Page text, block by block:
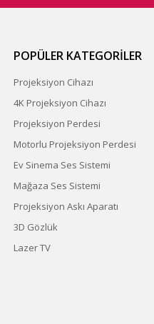
POPÜLER KATEGORİLER
Projeksiyon Cihazı
4K Projeksiyon Cihazı
Projeksiyon Perdesi
Motorlu Projeksiyon Perdesi
Ev Sinema Ses Sistemi
Mağaza Ses Sistemi
Projeksiyon Askı Aparatı
3D Gözlük
Lazer TV